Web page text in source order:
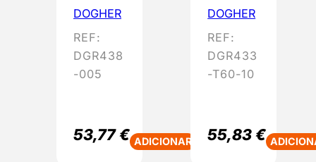
DOGHER
REF:
DGR438
-005
53,77€ ADICIONAR
DOGHER
REF:
DGR433
-T60-10
55,83€